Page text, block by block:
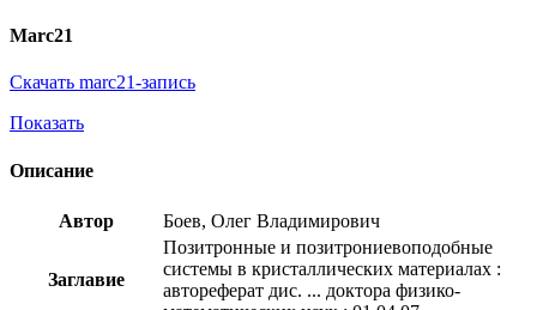
Marc21
Скачать marc21-запись
Показать
Описание
Автор Боев, Олег Владимирович
Заглавие
Позитронные и позитрониевоподобные
системы в кристаллических материалах :
автореферат дис. ... доктора физико-